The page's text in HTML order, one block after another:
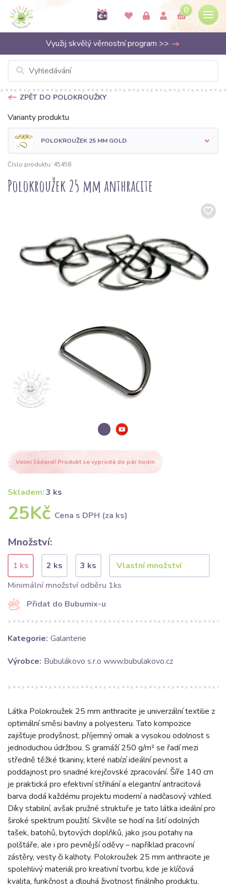
0
Využij skvělý věrnostní program >>
ZPĚT DO POLOKROUŽKY
Varianty produktu
POLOKROUŽEK 25 MM GOLD
Číslo produktu: 45458
Polokroužek 25 mm anthracite
Velmi žádané! Produkt se vyprodá do pár hodin
Skladem:3 ks
25Kč Cena s DPH (za ks)
Množství:
1 ks 2 ks
3 ks
Minimální množství odběru 1ks
Přidat do Bubumix-u
Kategorie: Galanterie
Výrobce: Bubulákovo s.r.o www.bubulakovo.cz
Látka Polokroužek 25 mm anthracite je univerzální textilie z
optimální směsi bavlny a polyesteru. Tato kompozice
zajišťuje prodyšnost, příjemný omak a vysokou odolnost s
jednoduchou údržbou. S gramáží 250 g/m² se řadí mezi
středně těžké tkaniny, které nabízí ideální pevnost a
poddajnost pro snadné krejčovské zpracování. Šíře 140 cm
je praktická pro efektivní střihání a elegantní antracitová
barva dodá každému projektu moderní a nadčasový vzhled.
Díky stabilní, avšak pružné struktuře je tato látka ideální pro
široké spektrum použití. Skvěle se hodí na šití odolných
tašek, batohů, bytových doplňků, jako jsou potahy na
polštáře, ale i pro pevnější oděvy – například pracovní
zástěry, vesty či kalhoty. Polokroužek 25 mm anthracite je
spolehlivý materiál pro kreativní tvorbu, kde je klíčová
kvalita, funkčnost a dlouhá životnost finálního produktu.